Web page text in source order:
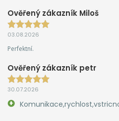
Ověřený zákazník Miloš
03.08.2026
Perfektní.
Ověřený zákazník petr
30.07.2026